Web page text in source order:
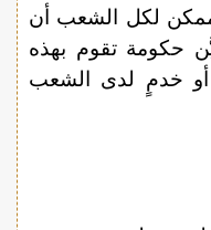
لكل الشعب أن
حكومة تقوم بهذه
أو خدمٍ لدى الشعب